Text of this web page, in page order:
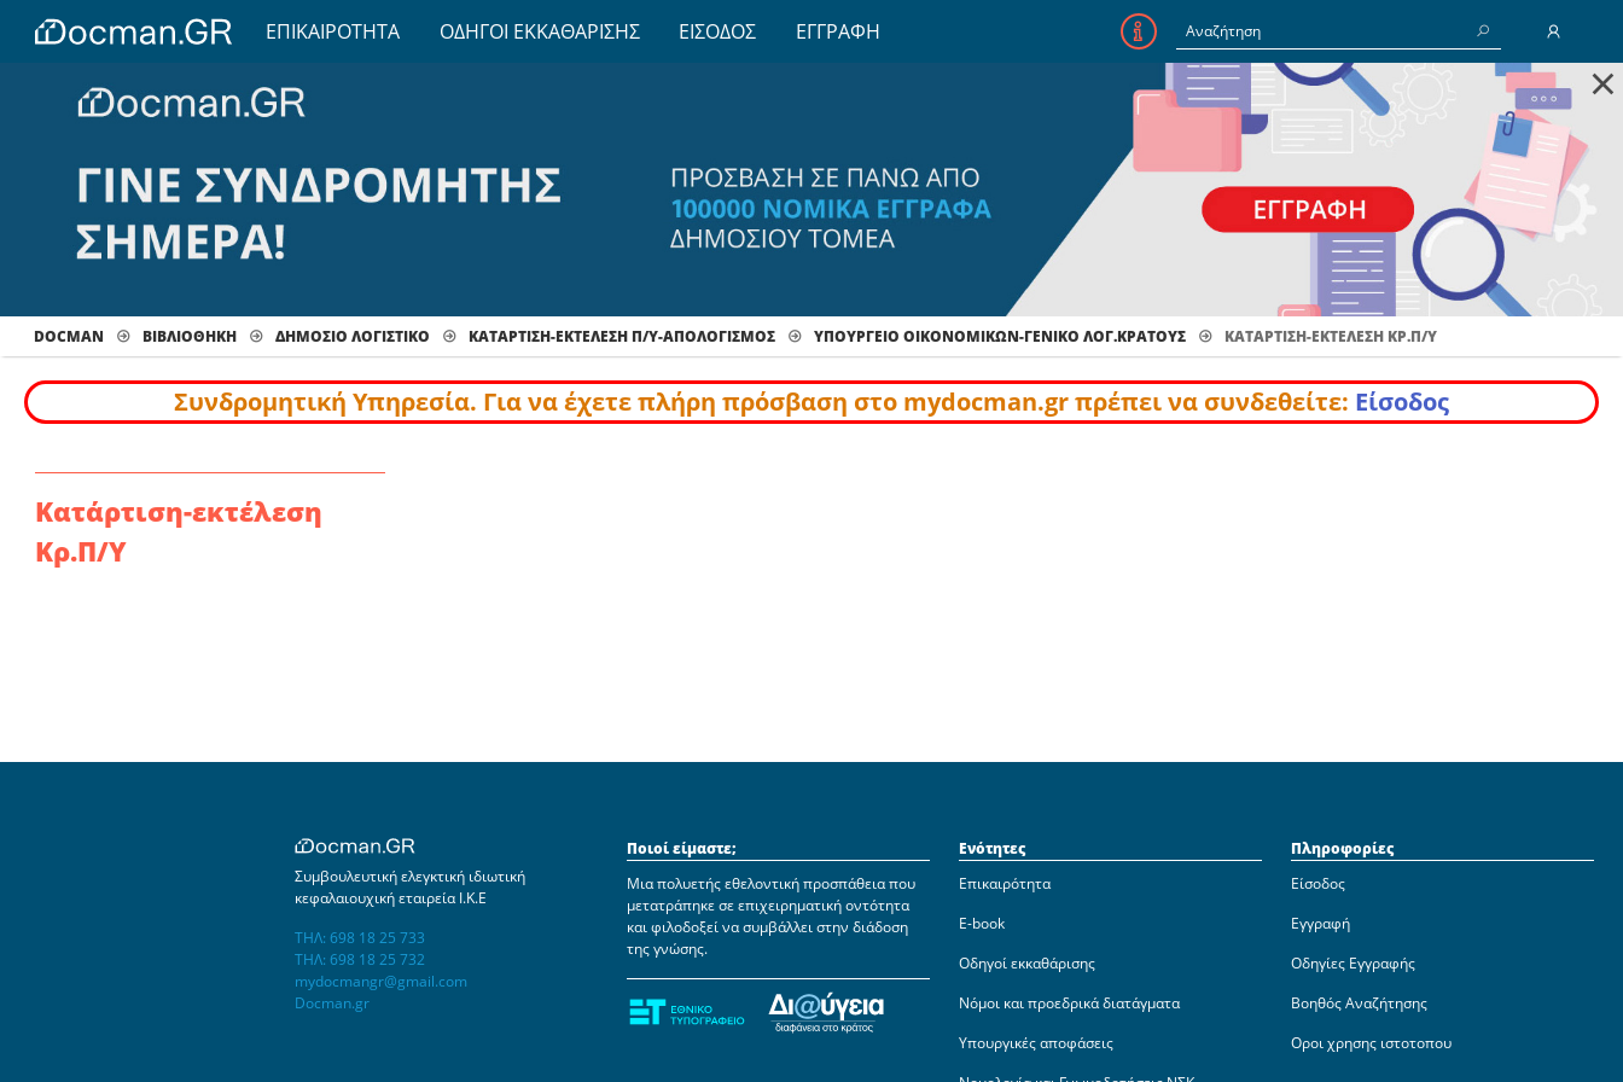
ΕΠΙΚΑΙΡΟΤΗΤΑ ΟΔΗΓΟΙ ΕΚΚΑΘΑΡΙΣΗΣ ΕΙΣΟΔΟΣ ΕΓΓΡΑΦΗ
E-Mail
Κωδικός
Να με θυμάσαι
×
DOCMAN ΒΙΒΛΙΟΘΗΚΗ ΔΗΜΟΣΙΟ ΛΟΓΙΣΤΙΚΟ ΚΑΤΑΡΤΙΣΗ-ΕΚΤΕΛΕΣΗ Π/Υ-ΑΠΟΛΟΓΙΣΜΟΣ ΥΠΟΥΡΓΕΙΟ ΟΙΚΟΝΟΜΙΚΩΝ-ΓΕΝΙΚΟ ΛΟΓ.ΚΡΑΤΟΥΣ ΚΑΤΆΡΤΙΣΗ-ΕΚΤΈΛΕΣΗ ΚΡ.Π/Υ
Συνδρομητική Υπηρεσία. Για να έχετε πλήρη πρόσβαση στο mydocman.gr πρέπει να συνδεθείτε: Είσοδος
Κατάρτιση-εκτέλεση
Κρ.Π/Υ
Συμβουλευτική ελεγκτική ιδιωτική
κεφαλαιουχική εταιρεία Ι.Κ.Ε
ΤΗΛ: 698 18 25 733
ΤΗΛ: 698 18 25 732
mydocmangr@gmail.com
Docman.gr
Ποιοί είμαστε;
Μια πολυετής εθελοντική προσπάθεια που
μετατράπηκε σε επιχειρηματική οντότητα
και φιλοδοξεί να συμβάλλει στην διάδοση
της γνώσης.
Ενότητες
Επικαιρότητα
E-book
Οδηγοί εκκαθάρισης
Νόμοι και προεδρικά διατάγματα
Υπουργικές αποφάσεις
Πληροφορίες
Είσοδος
Εγγραφή
Οδηγίες Εγγραφής
Βοηθός Αναζήτησης
Οροι χρησης ιστοτοπου